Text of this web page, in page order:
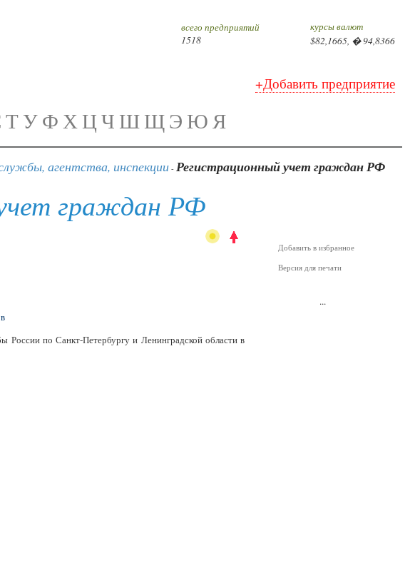
всего предприятий
1518
курсы валют
$82,1665, � 94,8366
+Добавить предприятие
ТУФХЦЧ ШЩЭ ЮЯ
агентства, инспекции -Регистрационный учет граждан РФ
граждан РФ
России по Санкт-Петербургу и Ленинградской области в
Добавить в избранное
Версия для печати
...